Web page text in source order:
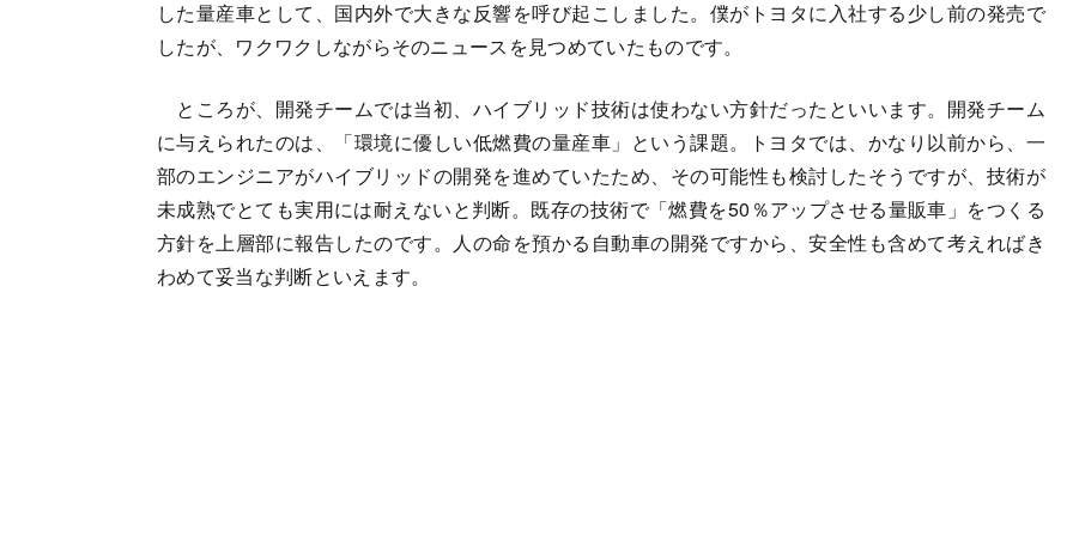
した量産車として、国内外で大きな反響を呼び起こしました。僕がトヨタに入社する少し前の発売で
したが、ワクワクしながらそのニュースを見つめていたものです。
ところが、開発チームでは当初、ハイブリッド技術は使わない方針だったといいます。開発チーム
に与えられたのは、「環境に優しい低燃費の量産車」という課題。トヨタでは、かなり以前から、一
部のエンジニアがハイブリッドの開発を進めていたため、その可能性も検討したそうですが、技術が
未成熟でとても実用には耐えないと判断。既存の技術で「燃費を50％アップさせる量販車」をつくる
方針を上層部に報告したのです。人の命を預かる自動車の開発ですから、安全性も含めて考えればき
わめて妥当な判断といえます。